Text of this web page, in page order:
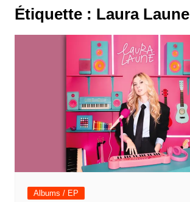
Étiquette : Laura Laune
Albums / EP